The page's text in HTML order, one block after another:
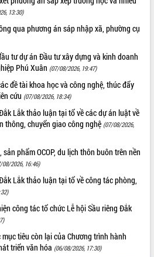
Hội
190
đời
13:30)
qua phương án sáp nhập xã, phường cụ
tư dự án Đầu tư xây dựng và kinh doanh
Phú Xuân (07/08/2026, 19:47)
đề tài khoa học và công nghệ, thúc đẩy
cứu (07/08/2026, 18:34)
Lắk thảo luận tại tổ về các dự án luật về
thông, chuyển giao công nghệ (07/08/2026,
phẩm OCOP, du lịch thôn buôn trên nền
08/2026, 16:46)
Lắk thảo luận tại tổ về công tác phòng,
công tác tổ chức Lễ hội Sầu riêng Đắk
tiêu còn lại của Chương trình hành
triển văn hóa (06/08/2026, 17:30)